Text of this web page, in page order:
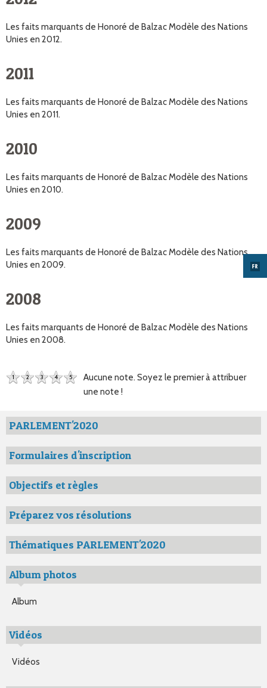
Les faits marquants de Honoré de Balzac Modèle des Nations
Unies en 2012.
2011
Les faits marquants de Honoré de Balzac Modèle des Nations
Unies en 2011.
2010
Les faits marquants de Honoré de Balzac Modèle des Nations
Unies en 2010.
2009
Les faits marquants de Honoré de Balzac Modèle des Nations
Unies en 2009.
2008
Les faits marquants de Honoré de Balzac Modèle des Nations
Unies en 2008.
1 2 3 4 5
Aucune note. Soyez le premier à attribuer
une note !
PARLEMENT'2020
Formulaires d'inscription
Objectifs et règles
Préparez vos résolutions
Thématiques PARLEMENT'2020
Album photos
Album
Vidéos
Vidéos